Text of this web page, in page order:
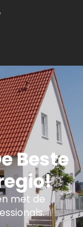
Beste
met de